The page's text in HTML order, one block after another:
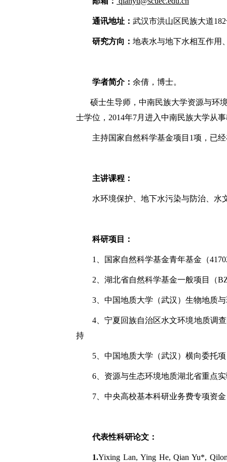
通讯地址： 武汉市洪山区民族大道182
研究方向： 地表水与地下水相互作用
学者简介： 余倩，博士。
硕士生导师 ，中南民族大学资源与环
士学位，2014年7月进入中南民族大学从
主持国家自然科学基金项目 1项，已
主讲课程：
水环境保护、地下水污染与防治、水
科研项目：
1 国家自然科学基金青年基金（
2 、湖北省自然科学基金一般项目（
3 、中国地质大学（武汉）生物地质
4 、宁夏回族自治区水文环境地质调
持
5 、中国地质大学（武汉）横向委托
6 、资源与生态环境地质湖北省重点
7 、中央高校基本科研业务费专项资
代表性科研论文：
1.Yixing Lan, Ying He,Qian Yu*,